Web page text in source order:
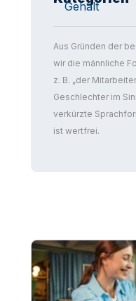
Gehalt
Aus Gründen der
wir die männliche
z. B. „der
Geschlechter im
verkürzte
ist wertfrei.